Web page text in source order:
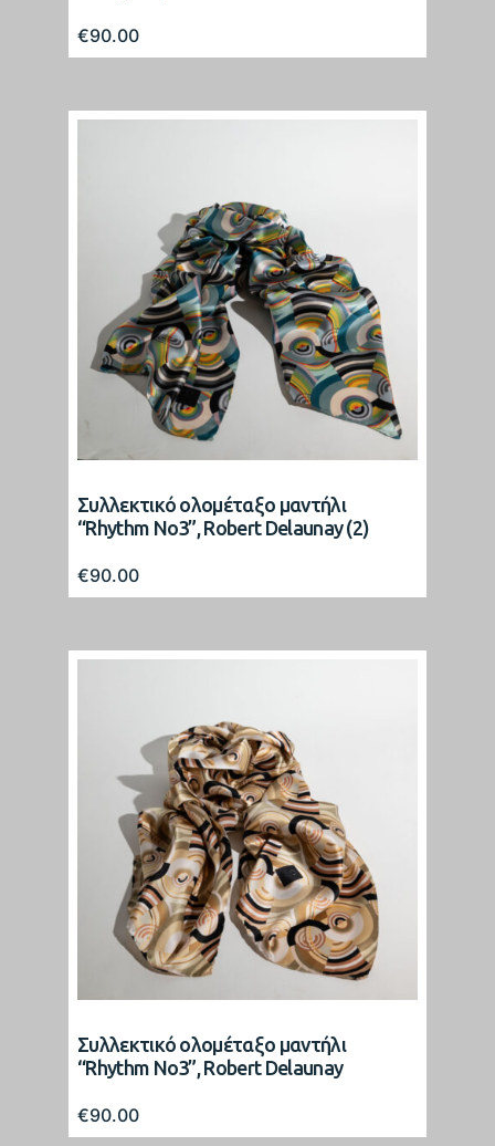
€90.00
Συλλεκτικό ολομέταξο μαντήλι
“Rhythm No3”, Robert Delaunay (2)
€90.00
Συλλεκτικό ολομέταξο μαντήλι
“Rhythm No3”, Robert Delaunay
€90.00